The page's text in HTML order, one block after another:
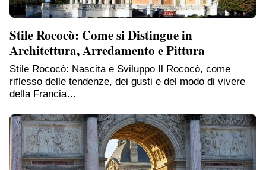
Stile Rococò: Come si Distingue in
Architettura, Arredamento e Pittura
Stile Rococò: Nascita e Sviluppo Il Rococò, come
riflesso delle tendenze, dei gusti e del modo di vivere
della Francia…